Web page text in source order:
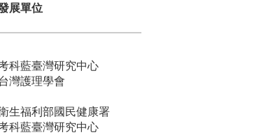
展單位
科藍臺灣研究中心
灣護理學會
生福利部國民健康署
科藍臺灣研究中心